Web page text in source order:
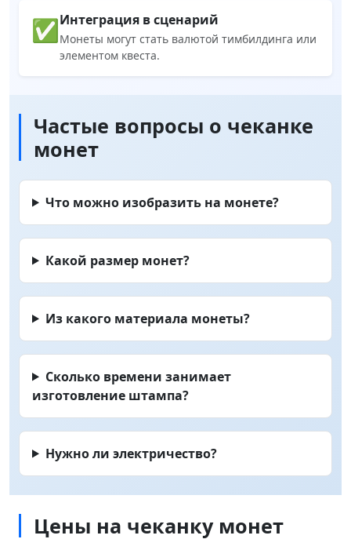
✅Интеграция в сценарий
Монеты могут стать валютой тимбилдинга или
элементом квеста.
Частые вопросы о чеканке
монет
Что можно изобразить на монете?
Какой размер монет?
Из какого материала монеты?
Сколько времени занимает
изготовление штампа?
Нужно ли электричество?
Цены на чеканку монет